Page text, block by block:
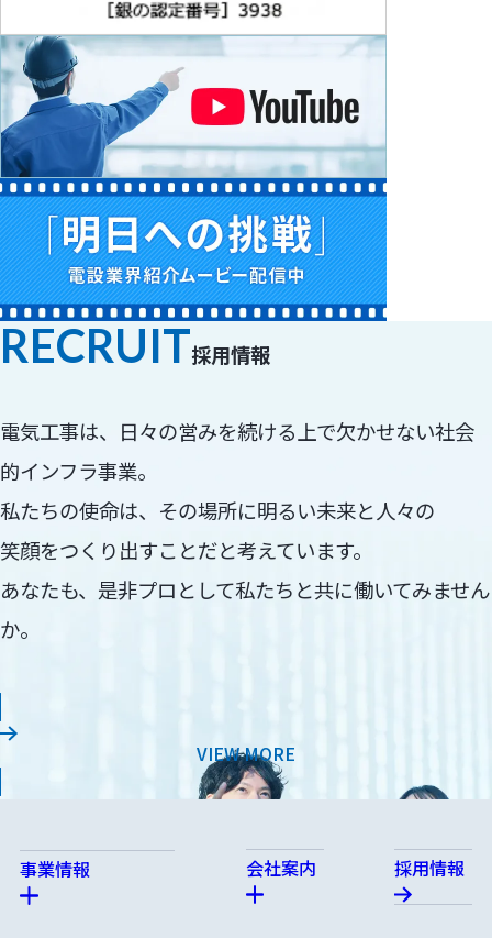
RECRUIT採用情報
電気工事は、日々の営みを続ける上で欠かせない社会
的インフラ事業。
私たちの使命は、その場所に明るい未来と人々の
笑顔をつくり出すことだと考えています。
あなたも、是非プロとして私たちと共に働いてみません
か。
VIEW MORE
事業情報 会社案内 採用情報